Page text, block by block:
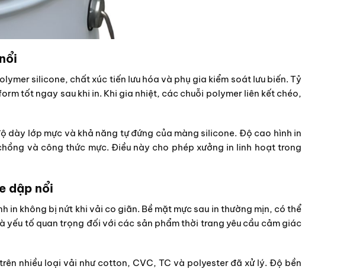
silicone, chất xúc tiến lưu hóa và phụ gia kiểm soát lưu biến. Tỷ
tốt ngay sau khi in. Khi gia nhiệt, các chuỗi polymer liên kết chéo,
dày lớp mực và khả năng tự đứng của màng silicone. Độ cao hình in
và công thức mực. Điều này cho phép xưởng in linh hoạt trong
dập nổi
in không bị nứt khi vải co giãn. Bề mặt mực sau in thường mịn, có thể
tố quan trọng đối với các sản phẩm thời trang yêu cầu cảm giác
nhiều loại vải như cotton, CVC, TC và polyester đã xử lý. Độ bền